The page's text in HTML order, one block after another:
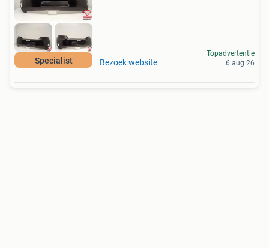
Specialist Bezoek website
Topadvertentie
6 aug 26